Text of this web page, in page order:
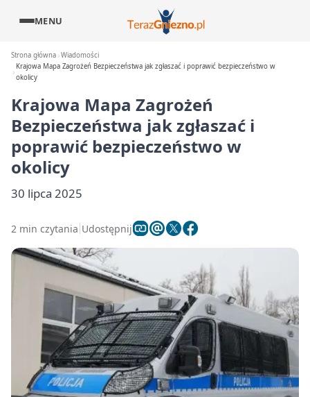
MENU
Strona główna Wiadomości
Krajowa Mapa Zagrożeń Bezpieczeństwa jak zgłaszać i poprawić bezpieczeństwo w
okolicy
Krajowa Mapa Zagrożeń
Bezpieczeństwa jak zgłaszać i
poprawić bezpieczeństwo w
okolicy
30 lipca 2025
2 min czytania Udostępnij